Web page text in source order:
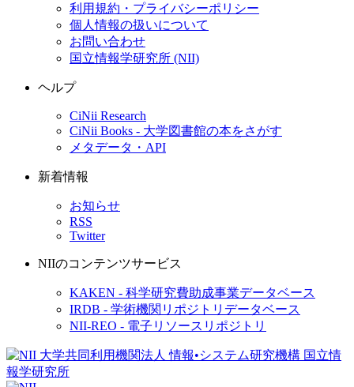
利用規約・プライバシーポリシー
個人情報の扱いについて
お問い合わせ
国立情報学研究所 (NII)
ヘルプ
CiNii Research
CiNii Books - 大学図書館の本をさがす
メタデータ・API
新着情報
お知らせ
RSS
Twitter
NIIのコンテンツサービス
KAKEN - 科学研究費助成事業データベース
IRDB - 学術機関リポジトリデータベース
NII-REO - 電子リソースリポジトリ